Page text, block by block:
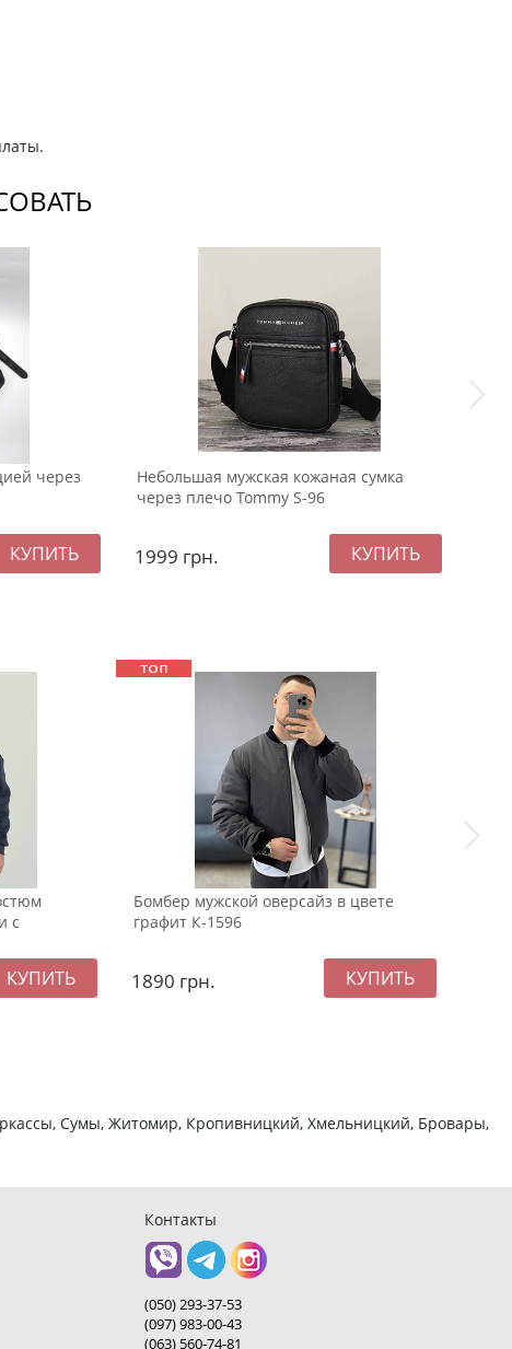
через
Небольшая мужская кожаная сумка
через плечо Tommy S-96
1999 грн.
с
Бомбер мужской оверсайз в цвете
графит К-1596
1890 грн.
Сумы, Житомир, Кропивницкий, Хмельницкий, Бровары,
Контакты
(050) 293-37-53
(097) 983-00-43
(063) 560-74-81